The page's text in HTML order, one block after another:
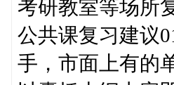
考研教室等场所
公共课复习建议
手，市面上有的